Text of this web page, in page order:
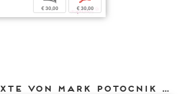
€ 30,00 € 30,00
Weitere Texte von Mark Potocnik bei DIAPHANES